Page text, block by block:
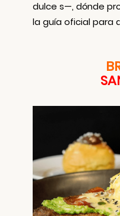
dulce s—, dónde
la guía oficial para